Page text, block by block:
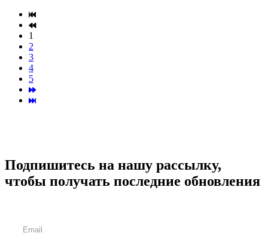
1
2
3
4
5
Подпишитесь на нашу рассылку,
чтобы получать последние обновления